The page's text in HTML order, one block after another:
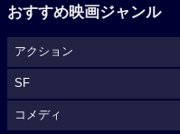
おすすめ映画ジャンル
アクション
SF
コメディ